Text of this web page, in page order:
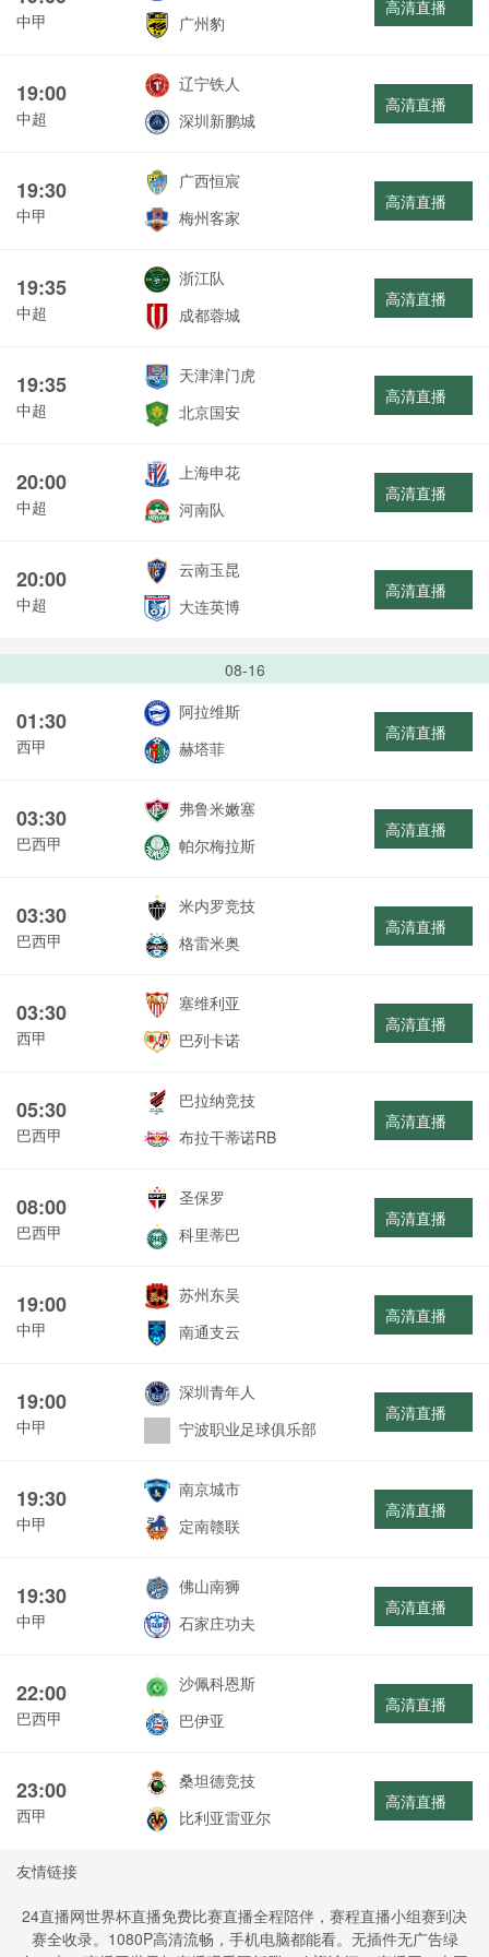
中甲 广州豹
高清直播
19:00
中超
辽宁铁人
深圳新鹏城
高清直播
19:30
中甲
广西恒宸
梅州客家
高清直播
19:35
中超
浙江队
成都蓉城
高清直播
19:35
中超
天津津门虎
北京国安
高清直播
20:00
中超
上海申花
河南队
高清直播
20:00
中超
云南玉昆
大连英博
高清直播
08-16
01:30
西甲
阿拉维斯
赫塔菲
高清直播
03:30
巴西甲
弗鲁米嫩塞
帕尔梅拉斯
高清直播
03:30
巴西甲
米内罗竞技
格雷米奥
高清直播
03:30
西甲
塞维利亚
巴列卡诺
高清直播
05:30
巴西甲
巴拉纳竞技
布拉干蒂诺RB
高清直播
08:00
巴西甲
圣保罗
科里蒂巴
高清直播
19:00
中甲
苏州东吴
南通支云
高清直播
19:00
中甲
深圳青年人
宁波职业足球俱乐部
高清直播
19:30
中甲
南京城市
定南赣联
高清直播
19:30
中甲
佛山南狮
石家庄功夫
高清直播
22:00
巴西甲
沙佩科恩斯
巴伊亚
高清直播
23:00
西甲
桑坦德竞技
比利亚雷亚尔
高清直播
友情链接
24直播网世界杯直播免费比赛直播全程陪伴，赛程直播小组赛到决
赛全收录。1080P高清流畅，手机电脑都能看。无插件无广告绿